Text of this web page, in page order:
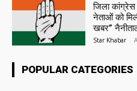
जिला
नेताओं को
खबर”
Star Khabar -
POPULAR CATEGORIES